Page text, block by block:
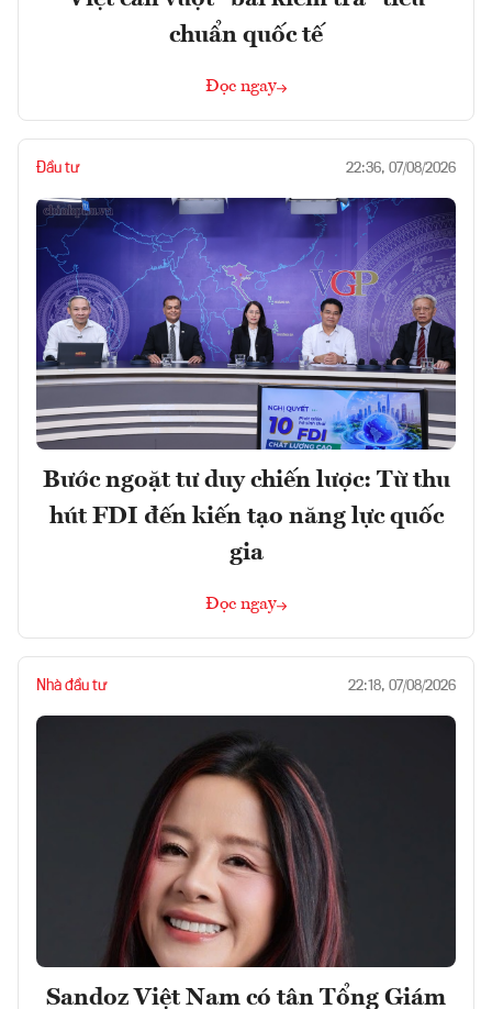
chuẩn quốc tế
Đọc ngay
Đầu tư 22:36, 07/08/2026
Bước ngoặt tư duy chiến lược: Từ thu
hút FDI đến kiến tạo năng lực quốc
gia
Đọc ngay
Nhà đầu tư 22:18, 07/08/2026
Sandoz Việt Nam có tân Tổng Giám